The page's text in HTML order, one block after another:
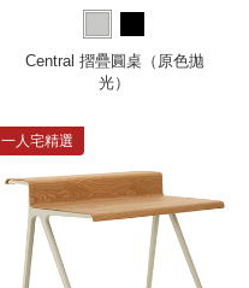
Central 摺疊圓桌（原色拋
光）
一人宅精選